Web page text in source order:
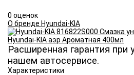
0 оценок
О бренде Hyundai-KIA
Расширенная гарантия при
нашем автосервисе.
Характеристики